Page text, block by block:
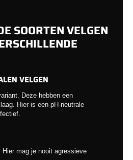
SOORTEN VELGEN
VELGEN
Deze hebben een
Hier is een pH-neutrale
Hier mag je nooit agressieve